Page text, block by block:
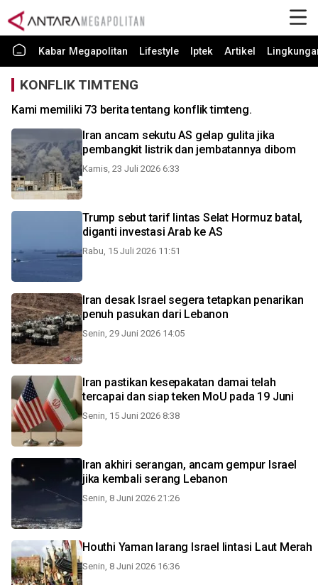
Kabar Megapolitan Lifestyle Iptek Artikel
KONFLIK TIMTENG
Kami memiliki 73 berita tentang konflik timteng.
Iran ancam sekutu AS gelap gulita jika
pembangkit listrik dan jembatannya dibom
Kamis, 23 Juli 2026 6:33
Trump sebut tarif lintas Selat Hormuz batal,
diganti investasi Arab ke AS
Rabu, 15 Juli 2026 11:51
Iran desak Israel segera tetapkan penarikan
penuh pasukan dari Lebanon
Senin, 29 Juni 2026 14:05
Iran pastikan kesepakatan damai telah
tercapai dan siap teken MoU pada 19 Juni
Senin, 15 Juni 2026 8:38
Iran akhiri serangan, ancam gempur Israel
jika kembali serang Lebanon
Senin, 8 Juni 2026 21:26
Houthi Yaman larang Israel lintasi Laut Merah
Senin, 8 Juni 2026 16:36